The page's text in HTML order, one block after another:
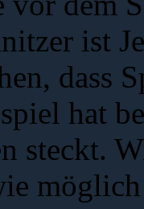
ist
dass
hat
steckt.